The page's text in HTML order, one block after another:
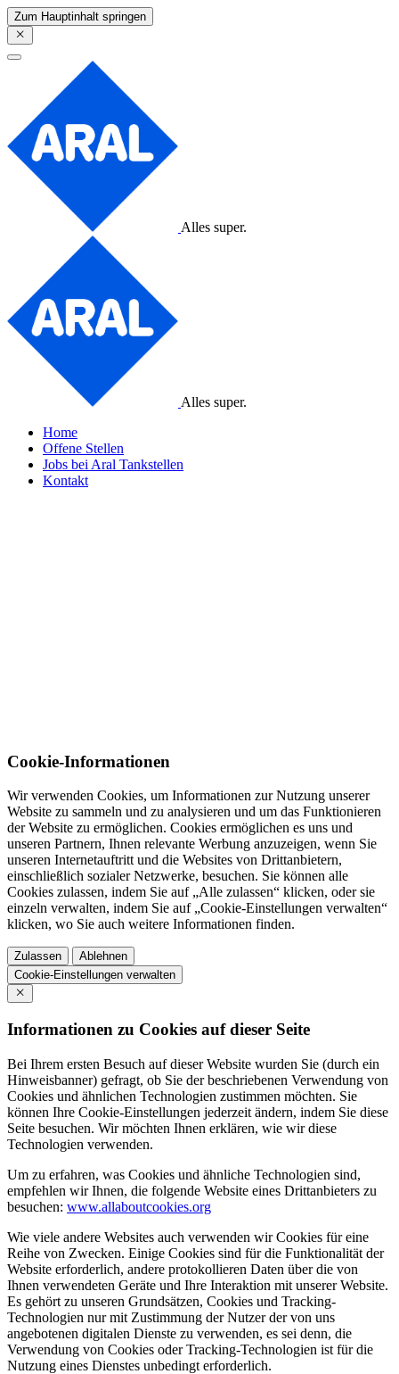
Zum Hauptinhalt springen
Alles super.
Alles super.
Home
Offene Stellen
Jobs bei Aral Tankstellen
Kontakt
Cookie-Informationen
Wir verwenden Cookies, um Informationen zur Nutzung unserer
Website zu sammeln und zu analysieren und um das Funktionieren
der Website zu ermöglichen. Cookies ermöglichen es uns und
unseren Partnern, Ihnen relevante Werbung anzuzeigen, wenn Sie
unseren Internetauftritt und die Websites von Drittanbietern,
einschließlich sozialer Netzwerke, besuchen. Sie können alle
Cookies zulassen, indem Sie auf „Alle zulassen“ klicken, oder sie
einzeln verwalten, indem Sie auf „Cookie-Einstellungen verwalten“
klicken, wo Sie auch weitere Informationen finden.
Zulassen
Ablehnen
Cookie-Einstellungen verwalten
Informationen zu Cookies auf dieser Seite
Bei Ihrem ersten Besuch auf dieser Website wurden Sie (durch ein
Hinweisbanner) gefragt, ob Sie der beschriebenen Verwendung von
Cookies und ähnlichen Technologien zustimmen möchten. Sie
können Ihre Cookie-Einstellungen jederzeit ändern, indem Sie diese
Seite besuchen. Wir möchten Ihnen erklären, wie wir diese
Technologien verwenden.
Um zu erfahren, was Cookies und ähnliche Technologien sind,
empfehlen wir Ihnen, die folgende Website eines Drittanbieters zu
besuchen: www.allaboutcookies.org
Wie viele andere Websites auch verwenden wir Cookies für eine
Reihe von Zwecken. Einige Cookies sind für die Funktionalität der
Website erforderlich, andere protokollieren Daten über die von
Ihnen verwendeten Geräte und Ihre Interaktion mit unserer Website.
Es gehört zu unseren Grundsätzen, Cookies und Tracking-
Technologien nur mit Zustimmung der Nutzer der von uns
angebotenen digitalen Dienste zu verwenden, es sei denn, die
Verwendung von Cookies oder Tracking-Technologien ist für die
Nutzung eines Dienstes unbedingt erforderlich.